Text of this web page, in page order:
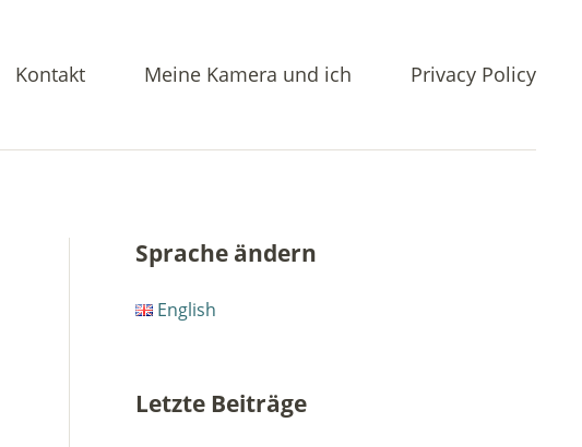
Kontakt Meine Kamera und ich Privacy Policy
Sprache ändern
English
Letzte Beiträge